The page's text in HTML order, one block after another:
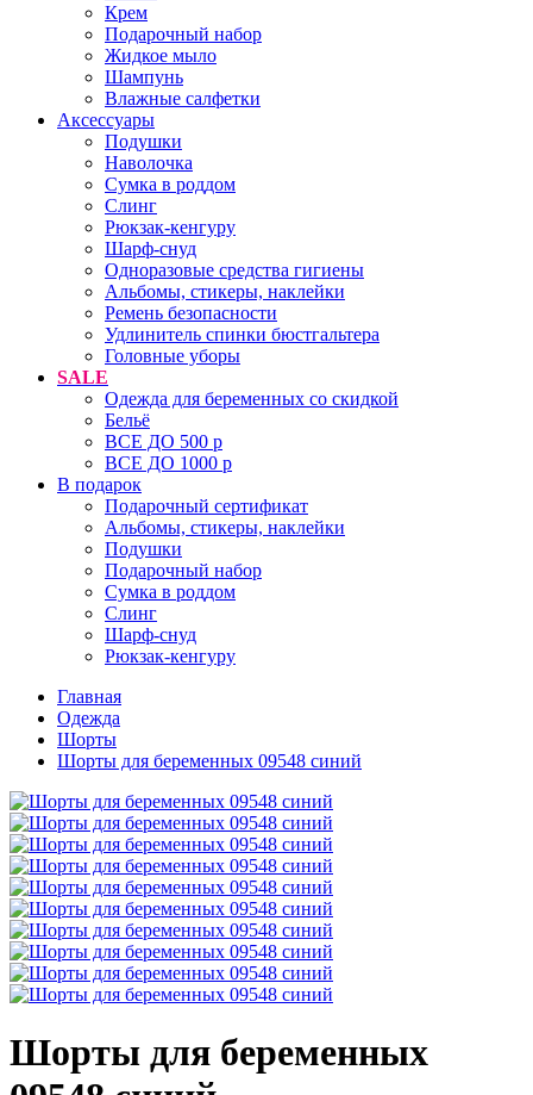
Крем
Подарочный набор
Жидкое мыло
Шампунь
Влажные салфетки
Аксессуары
Подушки
Наволочка
Сумка в роддом
Cлинг
Рюкзак-кенгуру
Шарф-снуд
Одноразовые средства гигиены
Альбомы, стикеры, наклейки
Ремень безопасности
Удлинитель спинки бюстгальтера
Головные уборы
SALE
Одежда для беременных со скидкой
Бельё
ВСЕ ДО 500 р
ВСЕ ДО 1000 р
В подарок
Подарочный сертификат
Альбомы, стикеры, наклейки
Подушки
Подарочный набор
Сумка в роддом
Слинг
Шарф-снуд
Рюкзак-кенгуру
Главная
Одежда
Шорты
Шорты для беременных 09548 синий
Шорты для беременных